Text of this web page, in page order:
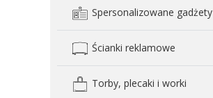
Spersonalizowane gadżety
Ścianki reklamowe
Torby, plecaki i worki